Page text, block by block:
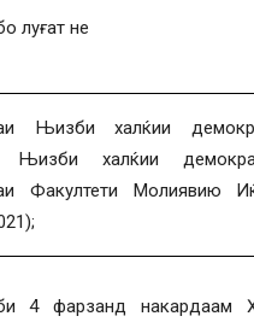
луғат не
Њизби халќии
Њизби халќии
Факултети Молиявию
4 фарзанд накардаам